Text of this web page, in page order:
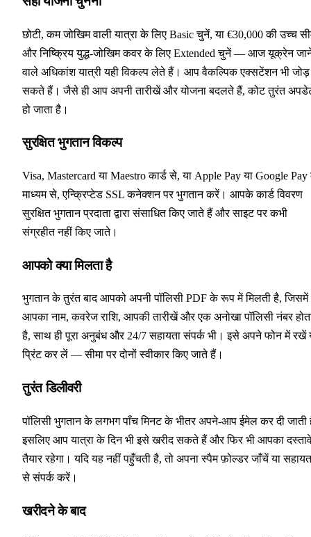
छोटी, कम जोखिम वाली यात्रा के लिए Basic चुनें, या €30,000 की उच्च
और निष्क्रिय युद्ध-जोखिम कवर के लिए Extended चुनें — आज यूक्रेन
वाले अधिकांश यात्री यही विकल्प लेते हैं। आप वैकल्पिक एक्सटेंशन भी जोड़
सकते हैं। जैसे ही आप अपनी तारीखें और योजना बदलते हैं, कोट तुरंत
हो जाता है।
सुरक्षित भुगतान विकल्प
Visa, Mastercard या Maestro कार्ड से, या Apple Pay या Google
माध्यम से, एन्क्रिप्टेड SSL कनेक्शन पर भुगतान करें। आपके कार्ड विवरण
सुरक्षित भुगतान प्रदाता द्वारा संसाधित किए जाते हैं और साइट पर कभी
संग्रहीत नहीं किए जाते।
आपको क्या मिलता है
भुगतान के तुरंत बाद आपको अपनी पॉलिसी PDF के रूप में मिलती है, जिसमें
आपका नाम, कवरेज राशि, आपकी तारीखें और एक अनोखा पॉलिसी नंबर
है, साथ ही पूरा अनुबंध और 24/7 सहायता संपर्क भी। इसे अपने फोन में रखें
प्रिंट कर लें — सीमा पर दोनों स्वीकार किए जाते हैं।
तुरंत डिलीवरी
पॉलिसी भुगतान के लगभग पाँच मिनट के भीतर अपने-आप ईमेल कर दी जाती
इसलिए आप यात्रा के दिन भी इसे खरीद सकते हैं और फिर भी आपका
तैयार रहेगा। यदि यह नहीं पहुँचती है, तो अपना स्पैम फ़ोल्डर जाँचें या
से संपर्क करें।
खरीदने के बाद